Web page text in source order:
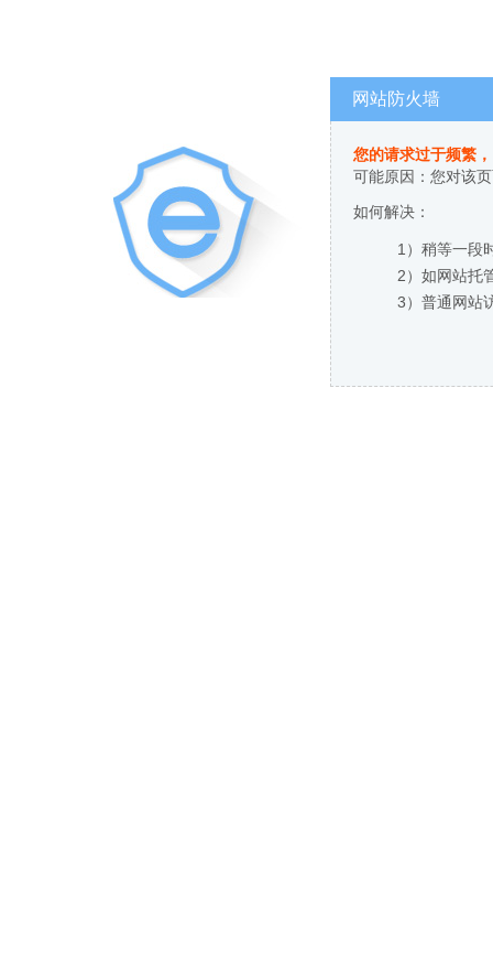
网站防火墙
您的请求过于频繁
可能原因：您对该
如何解决：
1）稍等一段
2）如网站托
3）普通网站